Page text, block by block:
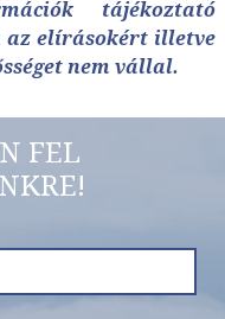
tájékoztató
az elírásokért illetve
nem vállal.
FEL